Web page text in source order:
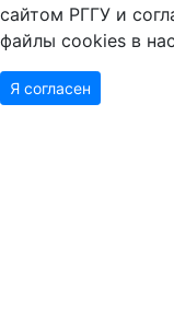
сайтом РГГУ и
файлы cookies в
Я согласен